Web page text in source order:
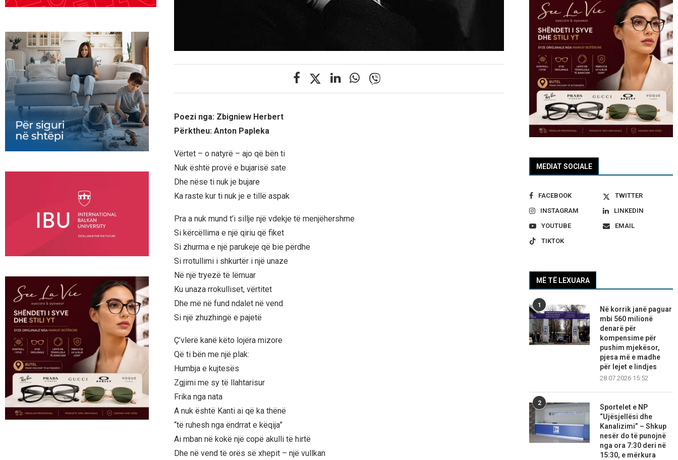
Poezi nga: Zbigniew Herbert
Përktheu: Anton Papleka
Vërtet – o natyrë – ajo që bën ti
Nuk është provë e bujarisë sate
Dhe nëse ti nuk je bujare
Ka raste kur ti nuk je e tillë aspak
Pra a nuk mund t’i sillje një vdekje të menjëhershme
Si kërcëllima e një qiriu që fiket
Si zhurma e një parukeje që bie përdhe
Si rrotullimi i shkurtër i një unaze
Në një tryezë të lëmuar
Ku unaza rrokulliset, vërtitet
Dhe më në fund ndalet në vend
Si një zhuzhingë e pajetë
Ç’vlerë kanë këto lojëra mizore
Që ti bën me një plak:
Humbja e kujtesës
Zgjimi me sy të llahtarisur
Frika nga nata
A nuk është Kanti ai që ka thënë
“të ruhesh nga ëndrrat e këqija”
Ai mban në kokë një copë akulli të hirtë
Dhe në vend të orës së xhepit – një vullkan
MEDIAT SOCIALE
FACEBOOK
TWITTER
INSTAGRAM
LINKEDIN
YOUTUBE
EMAIL
TIKTOK
MË TË LEXUARA
1
Në korrik janë paguar
mbi 560 milionë
denarë për
kompensime për
pushim mjekësor,
pjesa më e madhe
për lejet e lindjes
28.07.2026 15:52
2
Sportelet e NP
“Ujësjellësi dhe
Kanalizimi” – Shkup
nesër do të punojnë
nga ora 7:30 deri në
15:30, e mërkura